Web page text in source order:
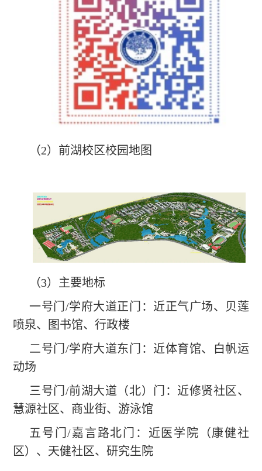
（2）前湖校区校园地图
（3）主要地标
一号门/学府大道正门：近正气广场、贝莲
喷泉、图书馆、行政楼
二号门/学府大道东门：近体育馆、白帆运
动场
三号门/前湖大道（北）门：近修贤社区、
慧源社区、商业街、游泳馆
五号门/嘉言路北门：近医学院（康健社
区）、天健社区、研究生院